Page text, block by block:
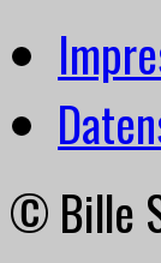
© Bille